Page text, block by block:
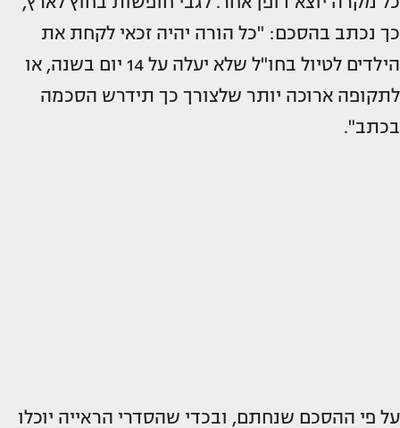
כך נכתב בהסכם: "כל הורה יהיה זכאי לקחת את
הילדים לטיול בחו"ל שלא יעלה על 14 יום בשנה, או
לתקופה ארוכה יותר שלצורך כך תידרש הסכמה
בכתב".
על פי ההסכם שנחתם, ובכדי שהסדרי הראייה יוכלו